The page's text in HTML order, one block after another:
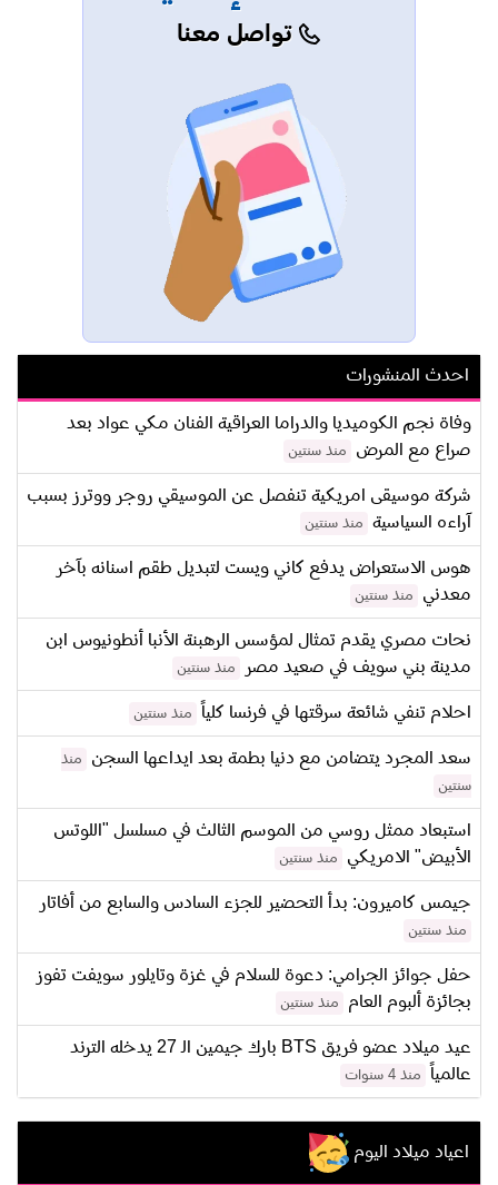
تواصل معنا
احدث المنشورات
وفاة نجم الكوميديا والدراما العراقية الفنان مكي عواد بعد
صراع مع المرض
منذ سنتين
شركة موسيقى امريكية تنفصل عن الموسيقي روجر ووترز بسبب
آراءه السياسية
منذ سنتين
هوس الاستعراض يدفع كاني ويست لتبديل طقم اسنانه بآخر
معدني
منذ سنتين
نحات مصري يقدم تمثال لمؤسس الرهبنة الأنبا أنطونيوس ابن
مدينة بني سويف في صعيد مصر
منذ سنتين
احلام تنفي شائعة سرقتها في فرنسا كلياً منذ سنتين
سعد المجرد يتضامن مع دنيا بطمة بعد ايداعها السجن
منذ
سنتين
استبعاد ممثل روسي من الموسم الثالث في مسلسل "اللوتس
الأبيض" الامريكي
منذ سنتين
جيمس كاميرون: بدأ التحضير للجزء السادس والسابع من أفاتار
منذ سنتين
حفل جوائز الجرامي: دعوة للسلام في غزة وتايلور سويفت تفوز
بجائزة ألبوم العام
منذ سنتين
عيد ميلاد عضو فريق BTS بارك جيمين الـ 27 يدخله الترند
عالمياً
منذ 4 سنوات
اعياد ميلاد اليوم